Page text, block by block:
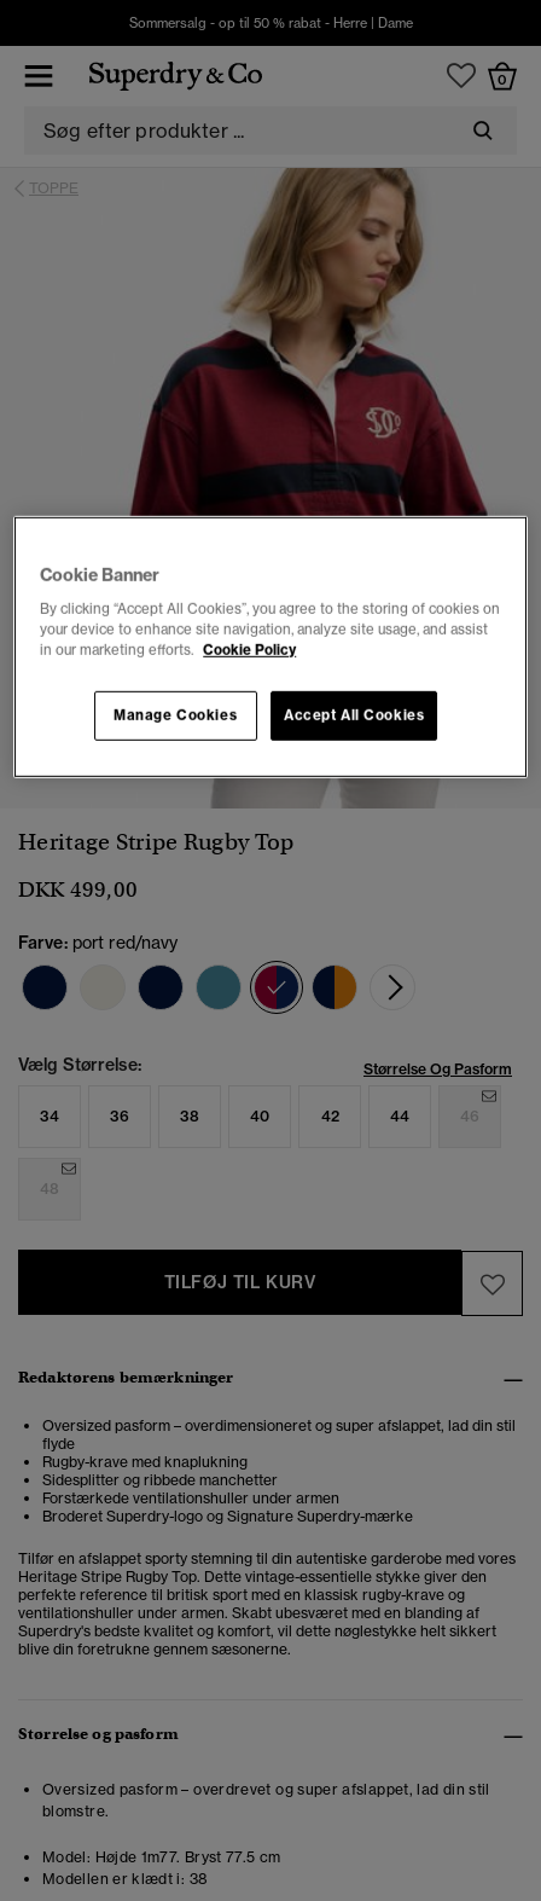
Sommersalg - op til 50 % rabat - Herre| Dame
0
TOPPE
1 2 3 4 5 6 7
Heritage Stripe Rugby Top
DKK 499,00
Farve: port red/navy
valgt
Vælg Størrelse: Størrelse Og Pasform
34 36 38 40 42 44 46
48
TILFØJ TIL KURV
Redaktørens bemærkninger
Oversized pasform – overdimensioneret og super afslappet, lad din stil
flyde
Rugby-krave med knaplukning
Sidesplitter og ribbede manchetter
Forstærkede ventilationshuller under armen
Broderet Superdry-logo og Signature Superdry-mærke
Tilfør en afslappet sporty stemning til din autentiske garderobe med vores
Heritage Stripe Rugby Top. Dette vintage-essentielle stykke giver den
perfekte reference til britisk sport med en klassisk rugby-krave og
ventilationshuller under armen. Skabt ubesværet med en blanding af
Superdry's bedste kvalitet og komfort, vil dette nøglestykke helt sikkert
blive din foretrukne gennem sæsonerne.
Størrelse og pasform
Oversized pasform – overdrevet og super afslappet, lad din stil
blomstre.
Model: Højde 1m77. Bryst 77.5 cm
Modellen er klædt i: 38
Cookie Banner
By clicking “Accept All Cookies”, you agree to the storing of cookies on
your device to enhance site navigation, analyze site usage, and assist
in our marketing efforts. Cookie Policy
Accept All Cookies
Manage Cookies